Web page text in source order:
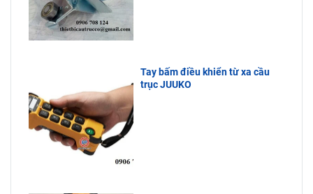
Tay bấm điều khiển từ xa cầu
trục JUUKO